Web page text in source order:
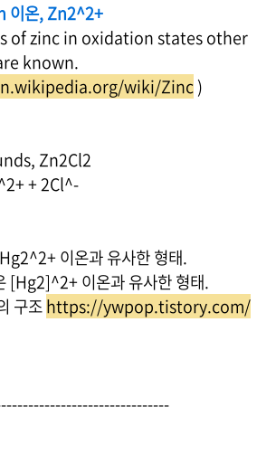
이온, Zn2^2+
of zinc in oxidation states other
known.
wiki/Zinc)
Zn2Cl2
+ 2Cl^-
이온과 유사한 형태.
[Hg2]^2+ 이온과 유사한 형태.
구조https://ywpop.tistory.com/